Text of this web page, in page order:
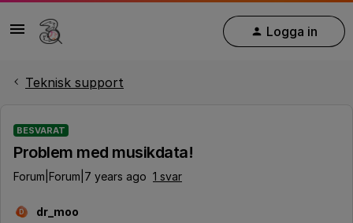
Logga in
Teknisk support
BESVARAT
Problem med musikdata!
Forum|Forum|7 years ago 1 svar
D dr_moo